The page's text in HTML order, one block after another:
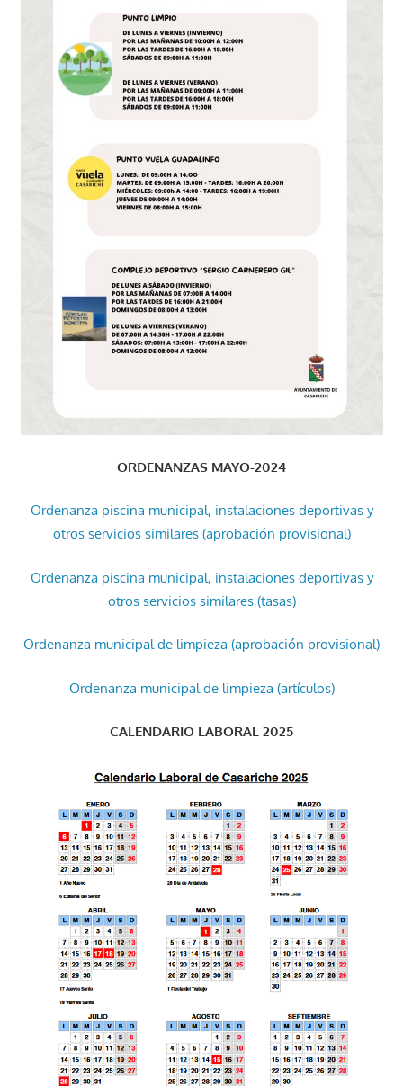
ORDENANZAS MAYO-2024
Ordenanza piscina municipal, instalaciones deportivas y
otros servicios similares (aprobación provisional)
Ordenanza piscina municipal, instalaciones deportivas y
otros servicios similares (tasas)
Ordenanza municipal de limpieza (aprobación provisional)
Ordenanza municipal de limpieza (artículos)
CALENDARIO LABORAL 2025